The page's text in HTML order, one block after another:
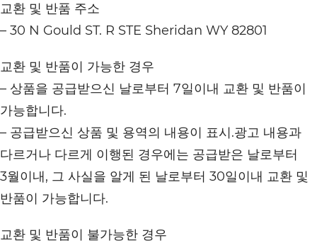
교환 및 반품 주소
– 30 N Gould ST. R STE Sheridan WY 82801
교환 및 반품이 가능한 경우
– 상품을 공급받으신 날로부터 7일이내 교환 및 반품이
가능합니다.
– 공급받으신 상품 및 용역의 내용이 표시.광고 내용과
다르거나 다르게 이행된 경우에는 공급받은 날로부터
3월이내, 그 사실을 알게 된 날로부터 30일이내 교환 및
반품이 가능합니다.
교환 및 반품이 불가능한 경우